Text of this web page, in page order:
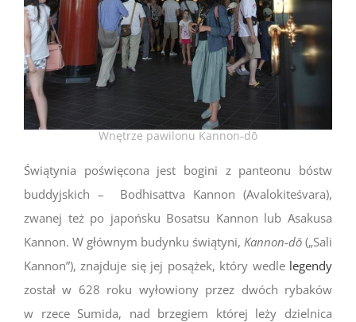
Wnętrze pawilonu Kannon-dō
Świątynia poświęcona jest bogini z panteonu bóstw
buddyjskich – Bodhisattva Kannon (Avalokiteśvara),
zwanej też po japońsku Bosatsu Kannon lub Asakusa
Kannon. W głównym budynku świątyni, Kannon-dō („Sali
Kannon”), znajduje się jej posążek, który wedle legendy
został w 628 roku wyłowiony przez dwóch rybaków
w rzece Sumida, nad brzegiem której leży dzielnica